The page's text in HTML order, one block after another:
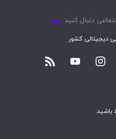
دنبال کنید
دیجیتالی کشور
باشید.